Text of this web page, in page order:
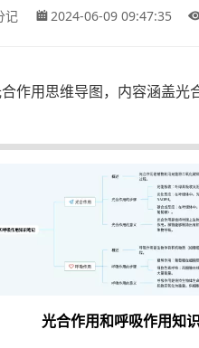
记 2024-06-09 09:47:35
作用思维导图，内容涵盖
光合作用和呼吸作用知